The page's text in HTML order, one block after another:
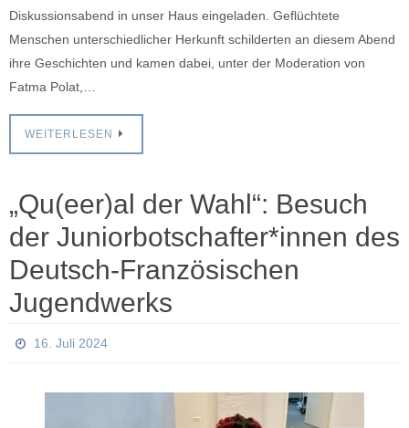
Diskussionsabend in unser Haus eingeladen. Geflüchtete
Menschen unterschiedlicher Herkunft schilderten an diesem Abend
ihre Geschichten und kamen dabei, unter der Moderation von
Fatma Polat,…
WEITERLESEN
„Qu(eer)al der Wahl“: Besuch
der Juniorbotschafter*innen des
Deutsch-Französischen
Jugendwerks
16. Juli 2024